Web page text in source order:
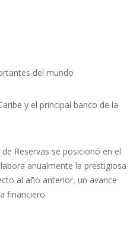
del mundo
y el principal banco de la
de Reservas se posicionó en el
anualmente la prestigiosa
al año anterior, un avance
financiero.